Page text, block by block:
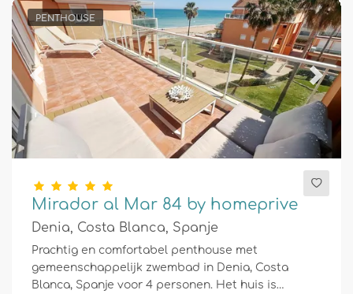
PENTHOUSE
Previous Next
Mirador al Mar 84 by homeprive
Denia, Costa Blanca, Spanje
Prachtig en comfortabel penthouse met
gemeenschappelijk zwembad in Denia, Costa
Blanca, Spanje voor 4 personen. Het huis is